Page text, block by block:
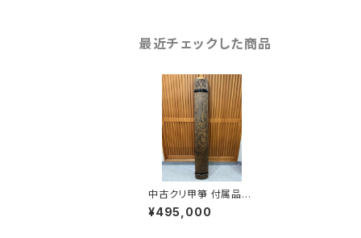
最近チェックした商品
中古クリ甲箏 付属品セ
ット
¥495,000